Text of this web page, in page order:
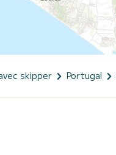
skipper Portugal